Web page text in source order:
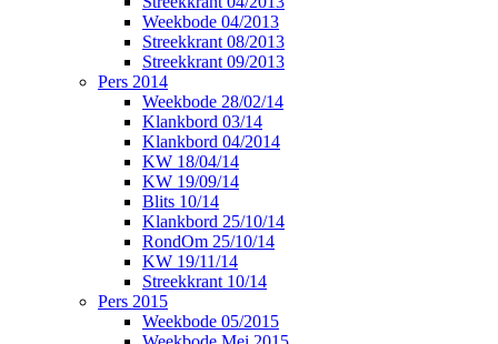
Weekbode 04/2013
Streekkrant 08/2013
Streekkrant 09/2013
Pers 2014
Weekbode 28/02/14
Klankbord 03/14
Klankbord 04/2014
KW 18/04/14
KW 19/09/14
Blits 10/14
Klankbord 25/10/14
RondOm 25/10/14
KW 19/11/14
Streekkrant 10/14
Pers 2015
Weekbode 05/2015